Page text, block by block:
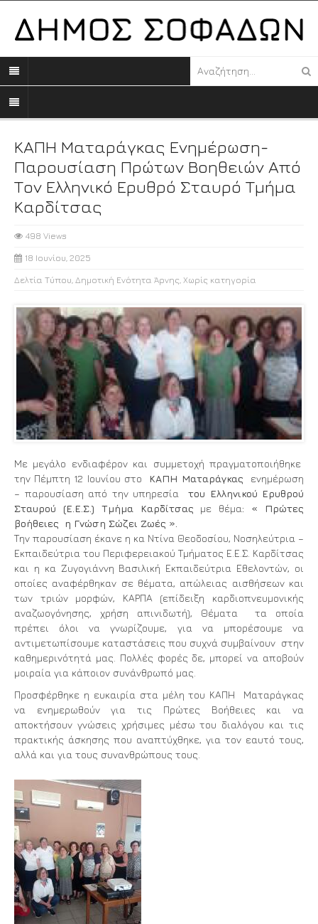
ΚΑΠΗ Ματαράγκας Ενημέρωση-
Παρουσίαση Πρώτων Βοηθειών Από
Τον Ελληνικό Ερυθρό Σταυρό Τμήμα
Καρδίτσας
498 Views
18 Ιουνίου, 2025
Δελτία Τύπου Δημοτική Ενότητα Άρνης Χωρίς κατηγορία
Με μεγάλο ενδιαφέρον και συμμετοχή πραγματοποιήθηκε
την Πέμπτη 12 Ιουνίου στο ΚΑΠΗ Ματαράγκας ενημέρωση
– παρουσίαση από την υπηρεσία του Ελληνικού Ερυθρού
Σταυρού (Ε.Ε.Σ.) Τμήμα Καρδίτσας με θέμα: « Πρώτες
βοήθειες η Γνώση Σώζει Ζωές ».
Την παρουσίαση έκανε η κα Ντίνα Θεοδοσίου, Νοσηλεύτρια –
Εκπαιδεύτρια του Περιφερειακού Τμήματος Ε.Ε.Σ. Καρδίτσας
και η κα Ζυγογιάννη Βασιλική Εκπαιδεύτρια Εθελοντών, οι
οποίες αναφέρθηκαν σε θέματα, απώλειας αισθήσεων και
των τριών μορφών, ΚΑΡΠΑ (επίδειξη καρδιοπνευμονικής
αναζωογόνησης, χρήση απινιδωτή), Θέματα τα οποία
πρέπει όλοι να γνωρίζουμε, για να μπορέσουμε να
αντιμετωπίσουμε καταστάσεις που συχνά συμβαίνουν στην
καθημερινότητά μας. Πολλές φορές δε, μπορεί να αποβούν
μοιραία για κάποιον συνάνθρωπό μας.
Προσφέρθηκε η ευκαιρία στα μέλη του ΚΑΠΗ Ματαράγκας
να ενημερωθούν για τις Πρώτες Βοήθειες και να
αποκτήσουν γνώσεις χρήσιμες μέσω του διαλόγου και τις
πρακτικής άσκησης που αναπτύχθηκε, για τον εαυτό τους,
αλλά και για τους συνανθρώπους τους.